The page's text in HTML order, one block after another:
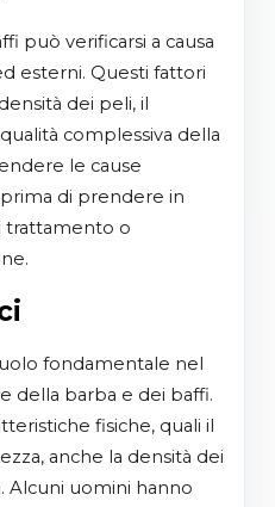
esterni. Questi fattori
dei peli, il
complessiva della
le cause
di prendere in
trattamento o
della barba e dei baffi.
fisiche, quali il
anche la densità dei
Alcuni uomini hanno